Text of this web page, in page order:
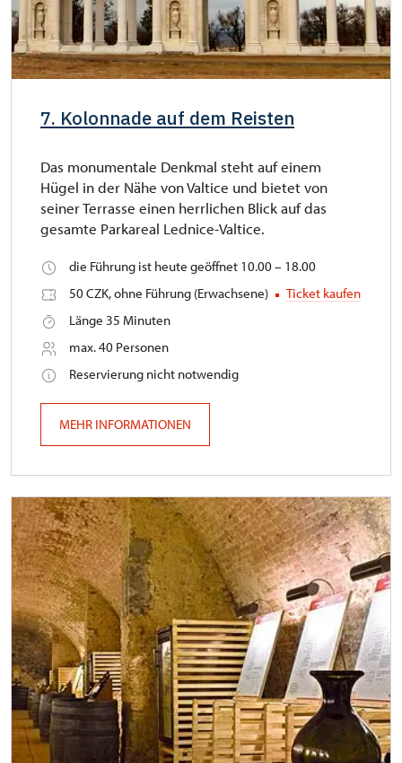
7. Kolonnade auf dem Reisten
Das monumentale Denkmal steht auf einem
Hügel in der Nähe von Valtice und bietet von
seiner Terrasse einen herrlichen Blick auf das
gesamte Parkareal Lednice-Valtice.
die Führung ist heute geöffnet 10.00 – 18.00
50 CZK, ohne Führung (Erwachsene)
Ticket kaufen
Länge 35 Minuten
max. 40 Personen
Reservierung nicht notwendig
MEHR INFORMATIONEN